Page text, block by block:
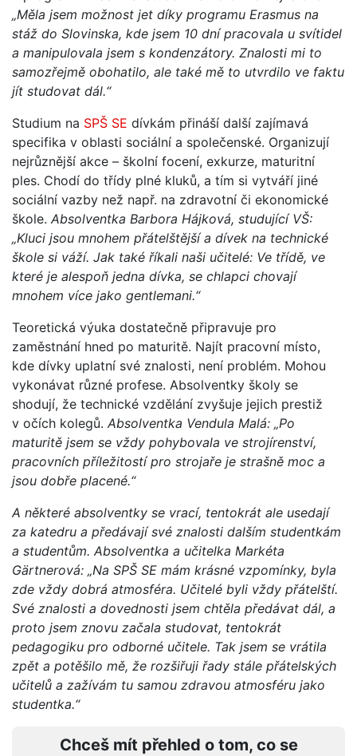
„Měla jsem možnost jet díky programu Erasmus na
stáž do Slovinska, kde jsem 10 dní pracovala u svítidel
a manipulovala jsem s kondenzátory. Znalosti mi to
samozřejmě obohatilo, ale také mě to utvrdilo ve faktu
jít studovat dál.“
Studium na SPŠ SE dívkám přináší další zajímavá
specifika v oblasti sociální a společenské. Organizují
nejrůznější akce – školní focení, exkurze, maturitní
ples. Chodí do třídy plné kluků, a tím si vytváří jiné
sociální vazby než např. na zdravotní či ekonomické
škole. Absolventka Barbora Hájková, studující VŠ:
„Kluci jsou mnohem přátelštější a dívek na technické
škole si váží. Jak také říkali naši učitelé: Ve třídě, ve
které je alespoň jedna dívka, se chlapci chovají
mnohem více jako gentlemani.“
Teoretická výuka dostatečně připravuje pro
zaměstnání hned po maturitě. Najít pracovní místo,
kde dívky uplatní své znalosti, není problém. Mohou
vykonávat různé profese. Absolventky školy se
shodují, že technické vzdělání zvyšuje jejich prestiž
v očích kolegů. Absolventka Vendula Malá: „Po
maturitě jsem se vždy pohybovala ve strojírenství,
pracovních příležitostí pro strojaře je strašně moc a
jsou dobře placené.“
A některé absolventky se vrací, tentokrát ale usedají
za katedru a předávají své znalosti dalším studentkám
a studentům. Absolventka a učitelka Markéta
Gärtnerová: „Na SPŠ SE mám krásné vzpomínky, byla
zde vždy dobrá atmosféra. Učitelé byli vždy přátelští.
Své znalosti a dovednosti jsem chtěla předávat dál, a
proto jsem znovu začala studovat, tentokrát
pedagogiku pro odborné učitele. Tak jsem se vrátila
zpět a potěšilo mě, že rozšiřuji řady stále přátelských
učitelů a zažívám tu samou zdravou atmosféru jako
studentka.“
Chceš mít přehled o tom, co se